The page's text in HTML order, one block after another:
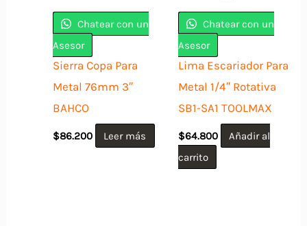
Chatear con un
Asesor
Sierra Copa Para
Metal 76mm 3″
BAHCO
$86.200 Leer más
Chatear con un
Asesor
Lima Escariador Para
Metal 1/4″ Rotativa
SB1-SA1 TOOLMAX
$64.800
Añadir al
carrito